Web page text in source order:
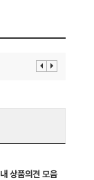
이 다
내 상품의견 모음